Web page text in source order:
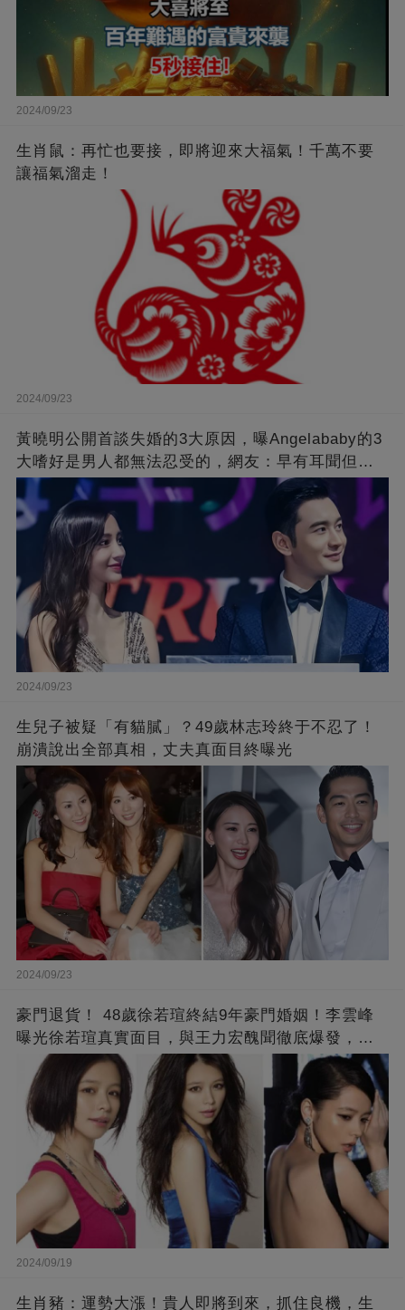
2024/09/23
生肖鼠：再忙也要接，即將迎來大福氣！千萬不要
讓福氣溜走！
2024/09/23
黃曉明公開首談失婚的3大原因，曝Angelababy的3
大嗜好是男人都無法忍受的，網友：早有耳聞但想
不到那麼嚴重！
2024/09/23
生兒子被疑「有貓膩」？49歲林志玲終于不忍了！
崩潰說出全部真相，丈夫真面目終曝光
2024/09/23
豪門退貨！ 48歲徐若瑄終結9年豪門婚姻！李雲峰
曝光徐若瑄真實面目，與王力宏醜聞徹底爆發，原
來李靚蕾說的都是真的 ！
2024/09/19
生肖豬：運勢大漲！貴人即將到來，抓住良機，生